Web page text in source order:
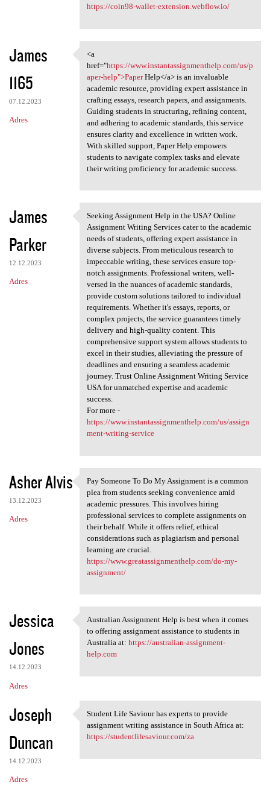
https://coin98-wallet-extension.webflow.io/
James
1165
07.12.2023
Adres
<a href="https://www
<a
href="https://www.instantassignmenthelp.com/us/p
aper-help">PaperHelp</a> is an invaluable
academic resource, providing expert assistance in
crafting essays, research papers, and assignments.
Guiding students in structuring, refining content,
and adhering to academic standards, this service
ensures clarity and excellence in written work.
With skilled support, Paper Help empowers
students to navigate complex tasks and elevate
their writing proficiency for academic success.
James
Parker
12.12.2023
Adres
Seeking Assignment Help in
Seeking Assignment Help in the USA? Online
Assignment Writing Services cater to the academic
needs of students, offering expert assistance in
diverse subjects. From meticulous research to
impeccable writing, these services ensure top-
notch assignments. Professional writers, well-
versed in the nuances of academic standards,
provide custom solutions tailored to individual
requirements. Whether it's essays, reports, or
complex projects, the service guarantees timely
delivery and high-quality content. This
comprehensive support system allows students to
excel in their studies, alleviating the pressure of
deadlines and ensuring a seamless academic
journey. Trust Online Assignment Writing Service
USA for unmatched expertise and academic
success.
For more -
https://www.instantassignmenthelp.com/us/assign
ment-writing-service
Asher Alvis
13.12.2023
Adres
Pay Someone To Do My
Pay Someone To Do My Assignment is a common
plea from students seeking convenience amid
academic pressures. This involves hiring
professional services to complete assignments on
their behalf. While it offers relief, ethical
considerations such as plagiarism and personal
learning are crucial.
https://www.greatassignmenthelp.com/do-my-
assignment/
Jessica
Jones
14.12.2023
Adres
Australian Assignment Help is
Australian Assignment Help is best when it comes
to offering assignment assistance to students in
Australia at: https://australian-assignment-
help.com
Joseph
Duncan
14.12.2023
Adres
Student Life Saviour has
Student Life Saviour has experts to provide
assignment writing assistance in South Africa at:
https://studentlifesaviour.com/za